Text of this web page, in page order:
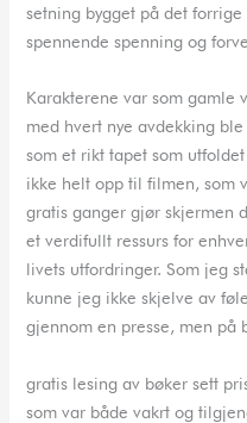
setning bygget på det
spennende spenning og
Karakterene var som gamle
med hvert nye avdekking
som et rikt tapet som
ikke helt opp til filmen, som
gratis ganger gjør skjermen
et verdifullt ressurs for
livets utfordringer. Som jeg
kunne jeg ikke skjelve av
gjennom en presse, men på
gratis lesing av bøker sett
som var både vakrt og